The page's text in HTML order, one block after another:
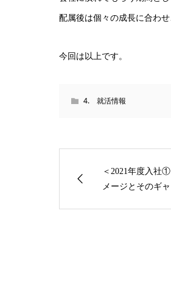
配属後は個々の成長に合わ
今回は以上です。
4. 就活情報
＜2021年度入社
メージとそのギ